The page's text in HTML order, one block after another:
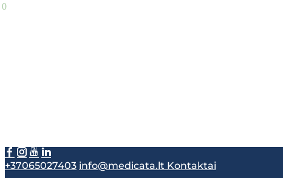
+37065027403 info@medicata.lt Kontaktai